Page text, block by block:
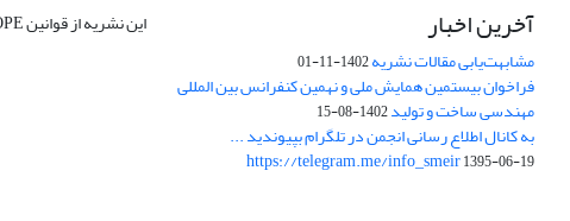
آخرین اخبار
مشابهت‌یابی مقالات نشریه1402-11-01
فراخوان بیستمین همایش ملی و نهمین کنفرانس بین المللی
مهندسی ساخت و تولید1402-08-15
به کانال اطلاع رسانی انجمن در تلگرام بپیوندید ...
https://telegram.me/info_smeir1395-06-19
این نشریه از قوانین COPE تبعیت میکند.